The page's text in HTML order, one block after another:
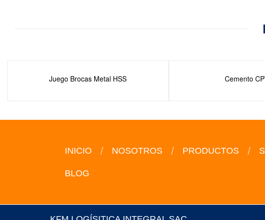
Juego Brocas Metal HSS Cemento
INICIO NOSOTROS PRODUCTOS
BLOG